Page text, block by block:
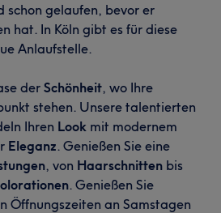
schon gelaufen, bevor er
hat. In Köln gibt es für diese
Anlaufstelle.
der Schönheit, wo Ihre
stehen. Unsere talentierten
Ihren Look mit modernem
Eleganz. Genießen Sie eine
, von Haarschnitten bis
. Genießen Sie
Öffnungszeiten an Samstagen